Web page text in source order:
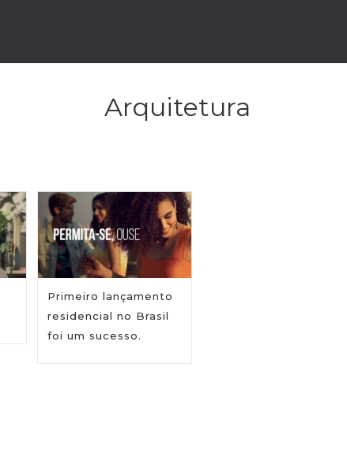
Arquitetura
Primeiro lançamento
residencial no Brasil
foi um sucesso.